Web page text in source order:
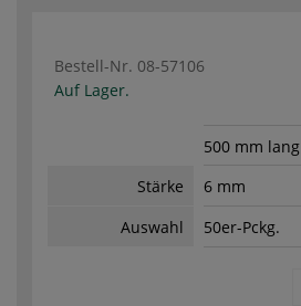
Bestell-Nr. 08-57106
Auf Lager.
500 mm lang
Stärke
6 mm
Auswahl
50er-Pckg.